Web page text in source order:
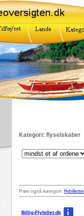
Kategori: flyselskaber
Prøv også kategori:
Billig-Flybillet.dk